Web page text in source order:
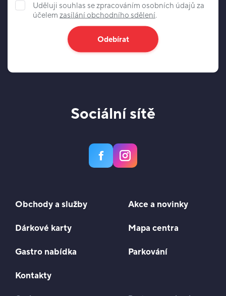
Uděluji souhlas se zpracováním osobních údajů za
účelem zasílání obchodního sdělení.
Odebírat
Sociální sítě
Obchody a služby Akce a novinky
Dárkové karty Mapa centra
Gastro nabídka Parkování
Kontakty